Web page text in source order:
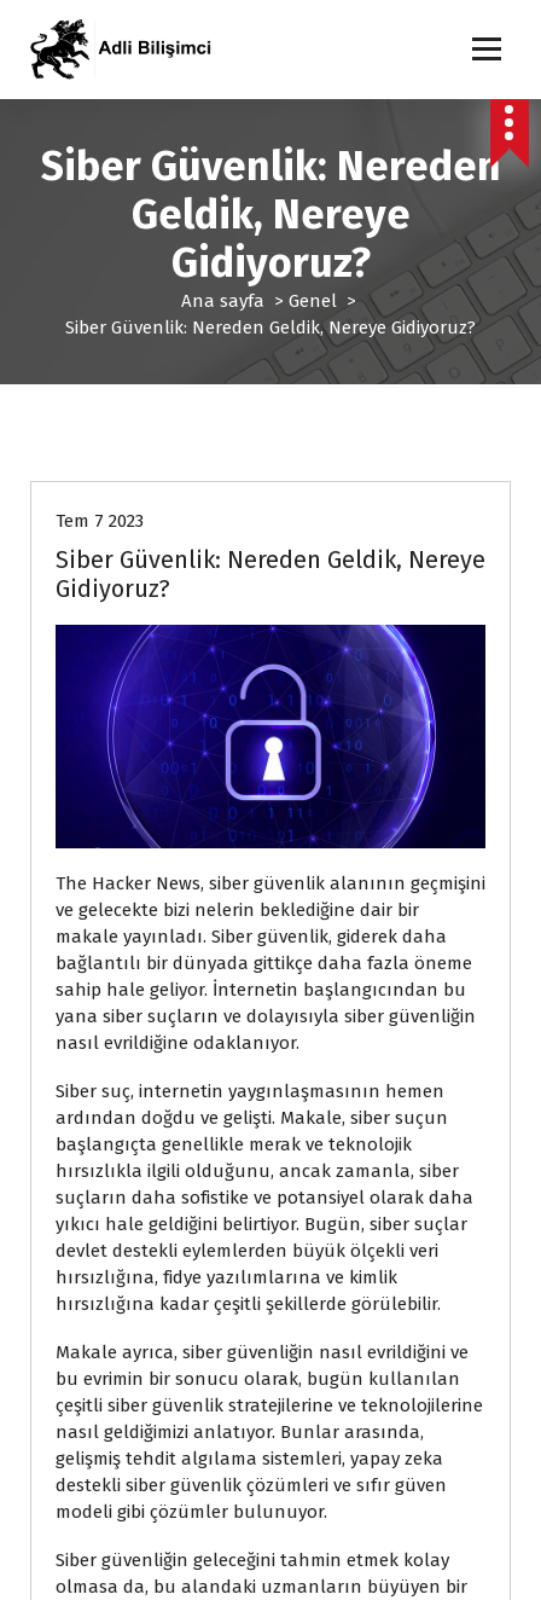
Siber Güvenlik: Nereden
Geldik, Nereye
Gidiyoruz?
Ana sayfa > Genel>
Siber Güvenlik: Nereden Geldik, Nereye Gidiyoruz?
Tem 7 2023
Siber Güvenlik: Nereden Geldik, Nereye
Gidiyoruz?
The Hacker News, siber güvenlik alanının geçmişini
ve gelecekte bizi nelerin beklediğine dair bir
makale yayınladı. Siber güvenlik, giderek daha
bağlantılı bir dünyada gittikçe daha fazla öneme
sahip hale geliyor. İnternetin başlangıcından bu
yana siber suçların ve dolayısıyla siber güvenliğin
nasıl evrildiğine odaklanıyor.
Siber suç, internetin yaygınlaşmasının hemen
ardından doğdu ve gelişti. Makale, siber suçun
başlangıçta genellikle merak ve teknolojik
hırsızlıkla ilgili olduğunu, ancak zamanla, siber
suçların daha sofistike ve potansiyel olarak daha
yıkıcı hale geldiğini belirtiyor. Bugün, siber suçlar
devlet destekli eylemlerden büyük ölçekli veri
hırsızlığına, fidye yazılımlarına ve kimlik
hırsızlığına kadar çeşitli şekillerde görülebilir.
Makale ayrıca, siber güvenliğin nasıl evrildiğini ve
bu evrimin bir sonucu olarak, bugün kullanılan
çeşitli siber güvenlik stratejilerine ve teknolojilerine
nasıl geldiğimizi anlatıyor. Bunlar arasında,
gelişmiş tehdit algılama sistemleri, yapay zeka
destekli siber güvenlik çözümleri ve sıfır güven
modeli gibi çözümler bulunuyor.
Siber güvenliğin geleceğini tahmin etmek kolay
olmasa da, bu alandaki uzmanların büyüyen bir